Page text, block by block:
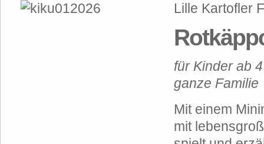
Lille Kartofler
für Kinder ab
ganze Familie
Mit einem
mit